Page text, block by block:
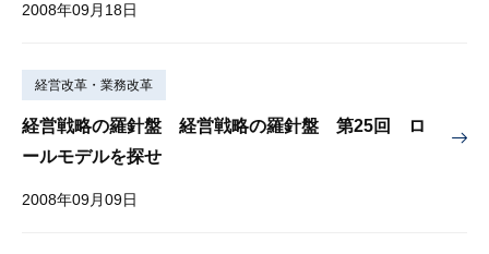
2008年09月18日
経営改革・業務改革
経営戦略の羅針盤 経営戦略の羅針盤 第25回 ロ
ールモデルを探せ
2008年09月09日